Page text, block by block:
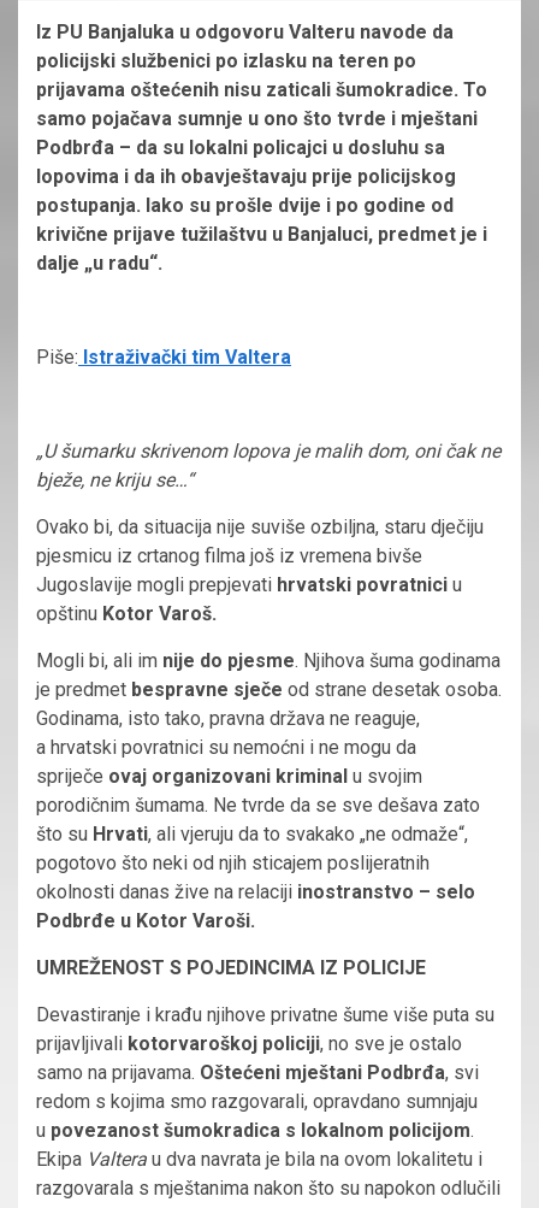
Iz PU Banjaluka u odgovoru Valteru navode da
policijski službenici po izlasku na teren po
prijavama oštećenih nisu zaticali šumokradice. To
samo pojačava sumnje u ono što tvrde i mještani
Podbrđa – da su lokalni policajci u dosluhu sa
lopovima i da ih obavještavaju prije policijskog
postupanja. Iako su prošle dvije i po godine od
krivične prijave tužilaštvu u Banjaluci, predmet je i
dalje „u radu“.
Piše: Istraživački tim Valtera
„U šumarku skrivenom lopova je malih dom, oni čak ne
bježe, ne kriju se…“
Ovako bi, da situacija nije suviše ozbiljna, staru dječiju
pjesmicu iz crtanog filma još iz vremena bivše
Jugoslavije mogli prepjevati hrvatski povratnici u
opštinu Kotor Varoš.
Mogli bi, ali im nije do pjesme. Njihova šuma godinama
je predmet bespravne sječe od strane desetak osoba.
Godinama, isto tako, pravna država ne reaguje,
a hrvatski povratnici su nemoćni i ne mogu da
spriječe ovaj organizovani kriminal u svojim
porodičnim šumama. Ne tvrde da se sve dešava zato
što su Hrvati, ali vjeruju da to svakako „ne odmaže“,
pogotovo što neki od njih sticajem poslijeratnih
okolnosti danas žive na relaciji inostranstvo – selo
Podbrđe u Kotor Varoši.
UMREŽENOST S POJEDINCIMA IZ POLICIJE
Devastiranje i krađu njihove privatne šume više puta su
prijavljivali kotorvaroškoj policiji, no sve je ostalo
samo na prijavama. Oštećeni mještani Podbrđa, svi
redom s kojima smo razgovarali, opravdano sumnjaju
u povezanost šumokradica s lokalnom policijom.
Ekipa Valtera u dva navrata je bila na ovom lokalitetu i
razgovarala s mještanima nakon što su napokon odlučili